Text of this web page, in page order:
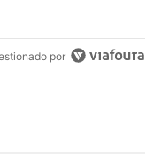
Al Jazira
Esparza señaló el
más débil de Cruz